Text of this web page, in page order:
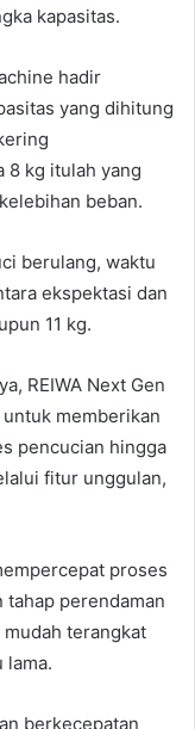
kapasitas.
hadir
yang dihitung
8 kg itulah yang
beban.
berulang, waktu
ekspektasi dan
11 kg.
REIWA Next Gen
memberikan
pencucian hingga
fitur unggulan,
proses
perendaman
terangkat
lama.
berkecepatan